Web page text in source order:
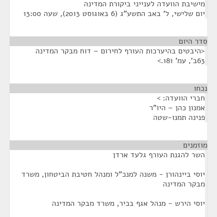
מישיבת הוועדה לענייני ביקורת המדינה
יום שלישי, ל' באב התשע"ג (6 באוגוסט 2013), שעה 13:00
סדר היום
<היבטים בהיערכות העורף לחירום – דוח מבקר המדינה
63ב', עמ' 181.>
נכחו
חברי הוועדה: >
אמנון כהן – היו"ר
פנינה תמנו-שטה
מוזמנים
השר להגנת העורף גלעד ארדן
יוסי ביינהורן - משנה למנכ"ל ומנהל חטיבת הביטחון, משרד
מבקר המדינה
יוסי הירש - מנהל אגף בכיר, משרד מבקר המדינה